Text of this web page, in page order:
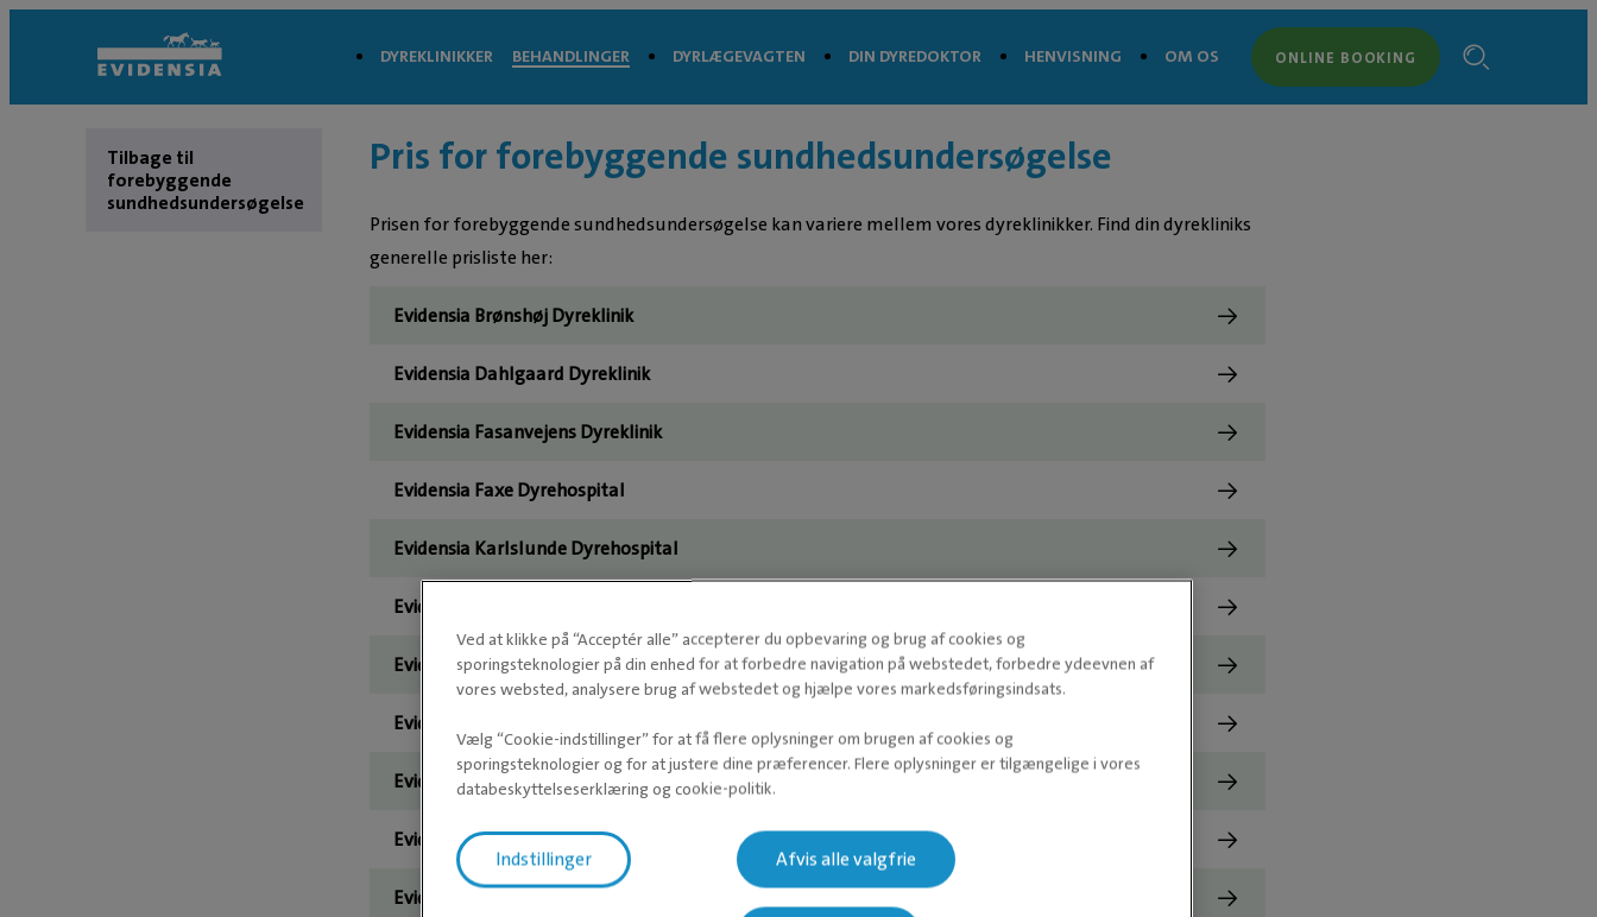
DYREKLINIKKER BEHANDLINGER DYRLÆGEVAGTEN DIN DYREDOKTOR HENVISNING OM OS ONLINE BOOKING
Tilbage til
forebyggende
sundhedsundersøgelse
Pris for forebyggende sundhedsundersøgelse
Prisen for forebyggende sundhedsundersøgelse kan variere mellem vores dyreklinikker. Find din dyrekliniks
generelle prisliste her:
Evidensia Brønshøj Dyreklinik
Evidensia Dahlgaard Dyreklinik
Evidensia Fasanvejens Dyreklinik
Evidensia Faxe Dyrehospital
Evidensia Karlslunde Dyrehospital
Evidensia Kolding Dyrehospital
Evidensia Næstved Dyrehospital
Evidensia Rødovre Dyreklinik
Evidensia Slotsbyen Dyreklinik
Evidensia Trekantens Dyrehospital
Evidensia Vordingborg Dyrehospital
Ved at klikke på “Acceptér alle” accepterer du opbevaring og brug af cookies og
sporingsteknologier på din enhed for at forbedre navigation på webstedet, forbedre ydeevnen af
vores websted, analysere brug af webstedet og hjælpe vores markedsføringsindsats.
Vælg “Cookie-indstillinger” for at få flere oplysninger om brugen af cookies og
sporingsteknologier og for at justere dine præferencer. Flere oplysninger er tilgængelige i vores
databeskyttelseserklæring og cookie-politik.
Indstillinger Afvis alle valgfrie